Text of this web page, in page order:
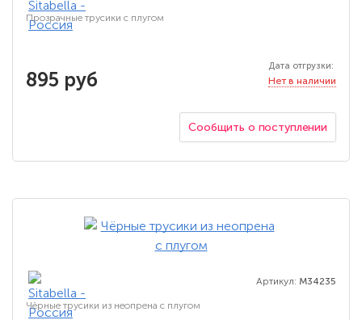
Прозрачные трусики с плугом
895 руб
Дата отгрузки:
Нет в наличии
Сообщить о поступлении
Артикул: M34235
Чёрные трусики из неопрена с плугом